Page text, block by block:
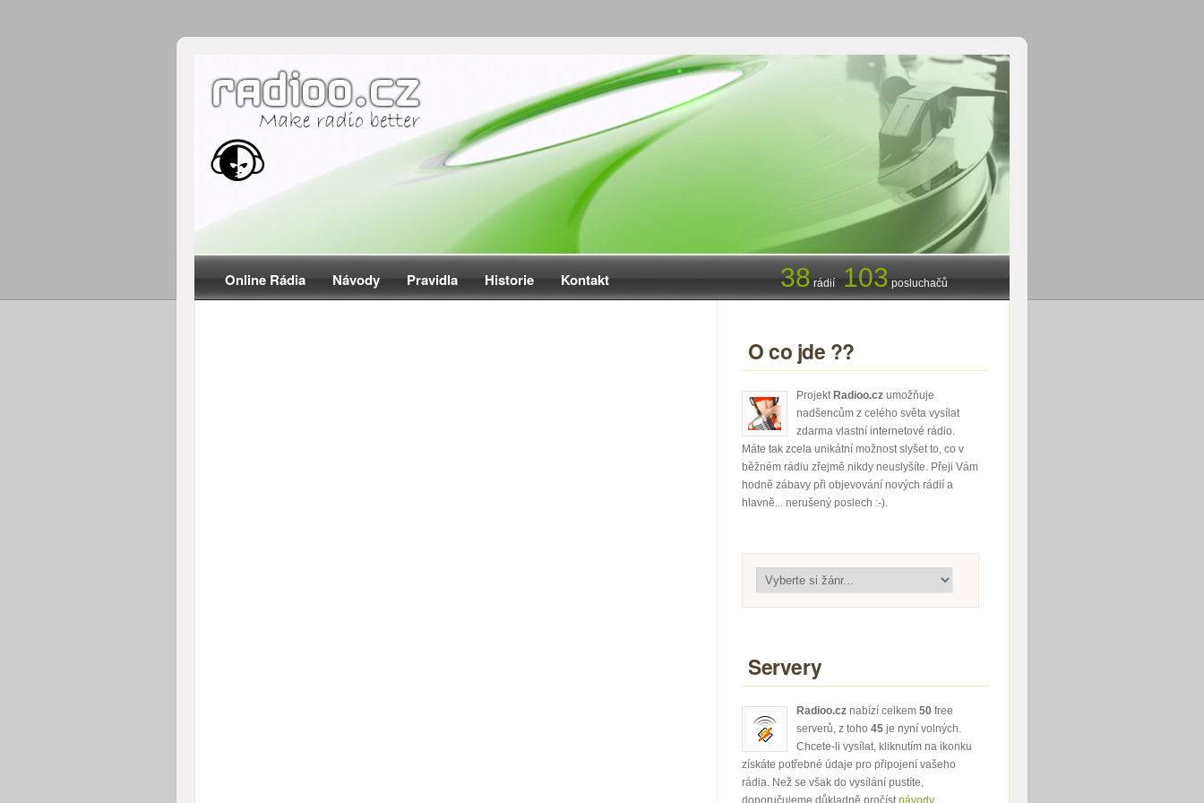
Online Rádia Návody Pravidla Historie Kontakt 38 rádií 103 posluchačů
O co jde ??
Projekt Radioo.cz umožňuje
nadšencům z celého světa vysílat
zdarma vlastní internetové rádio.
Máte tak zcela unikátní možnost slyšet to, co v
běžném rádiu zřejmě nikdy neuslyšíte. Přeji Vám
hodně zábavy při objevování nových rádií a
hlavně... nerušený poslech :-).
Servery
Radioo.cz nabízí celkem 50 free
serverů, z toho 45 je nyní volných.
Chcete-li vysílat, kliknutím na ikonku
získáte potřebné údaje pro připojení vašeho
rádia. Než se však do vysílání pustíte,
doporučujeme důkladně pročíst návody.